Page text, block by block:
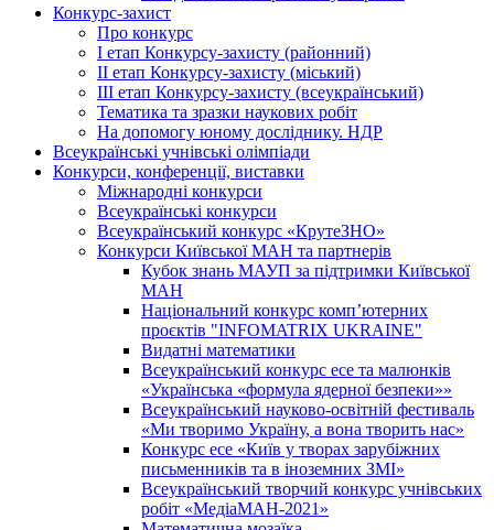
Конкурс-захист
Про конкурс
І етап Конкурсу-захисту (районний)
ІІ етап Конкурсу-захисту (міський)
ІІІ етап Конкурсу-захисту (всеукраїнський)
Тематика та зразки наукових робіт
На допомогу юному досліднику. НДР
Всеукраїнські учнівські олімпіади
Конкурси, конференції, виставки
Міжнародні конкурси
Всеукраїнські конкурси
Всеукраїнський конкурс «КрутеЗНО»
Конкурси Київської МАН та партнерів
Кубок знань МАУП за підтримки Київської
МАН
Національний конкурс комп’ютерних
проєктів "INFOMATRIX UKRAINE"
Видатні математики
Всеукраїнський конкурс есе та малюнків
«Українська «формула ядерної безпеки»»
Всеукраїнський науково-освітній фестиваль
«Ми творимо Україну, а вона творить нас»
Конкурс есе «Київ у творах зарубіжних
письменників та в іноземних ЗМІ»
Всеукраїнський творчий конкурс учнівських
робіт «МедіаМАН-2021»